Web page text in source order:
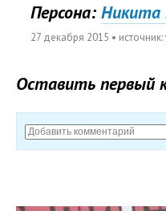
Персона: Никита
27 декабря 2015 • источник:
Оставить первый